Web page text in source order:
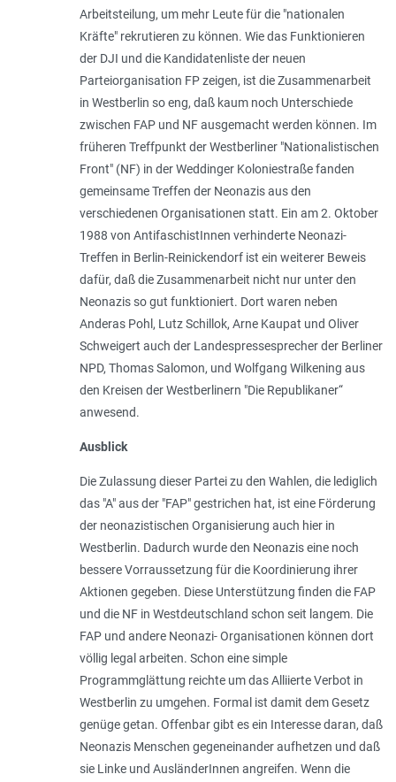
Arbeitsteilung, um mehr Leute für die "nationalen
Kräfte" rekrutieren zu können. Wie das Funktionieren
der DJI und die Kandidatenliste der neuen
Parteiorganisation FP zeigen, ist die Zusammenarbeit
in Westberlin so eng, daß kaum noch Unterschiede
zwischen FAP und NF ausgemacht werden können. Im
früheren Treffpunkt der Westberliner "Nationalistischen
Front" (NF) in der Weddinger Koloniestraße fanden
gemeinsame Treffen der Neonazis aus den
verschiedenen Organisationen statt. Ein am 2. Oktober
1988 von AntifaschistInnen verhinderte Neonazi-
Treffen in Berlin-Reinickendorf ist ein weiterer Beweis
dafür, daß die Zusammenarbeit nicht nur unter den
Neonazis so gut funktioniert. Dort waren neben
Anderas Pohl, Lutz Schillok, Arne Kaupat und Oliver
Schweigert auch der Landespressesprecher der Berliner
NPD, Thomas Salomon, und Wolfgang Wilkening aus
den Kreisen der Westberlinern "Die Republikaner“
anwesend.
Ausblick
Die Zulassung dieser Partei zu den Wahlen, die lediglich
das "A" aus der "FAP" gestrichen hat, ist eine Förderung
der neonazistischen Organisierung auch hier in
Westberlin. Dadurch wurde den Neonazis eine noch
bessere Vorraussetzung für die Koordinierung ihrer
Aktionen gegeben. Diese Unterstützung finden die FAP
und die NF in Westdeutschland schon seit langem. Die
FAP und andere Neonazi- Organisationen können dort
völlig legal arbeiten. Schon eine simple
Programmglättung reichte um das Alliierte Verbot in
Westberlin zu umgehen. Formal ist damit dem Gesetz
genüge getan. Offenbar gibt es ein Interesse daran, daß
Neonazis Menschen gegeneinander aufhetzen und daß
sie Linke und AusländerInnen angreifen. Wenn die